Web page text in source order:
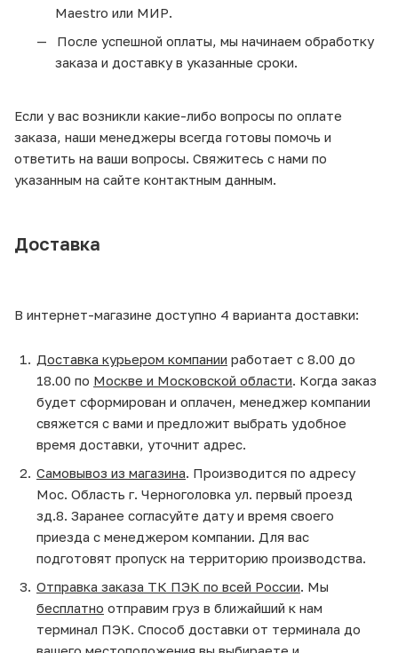
Maestro или МИР.
После успешной оплаты, мы начинаем обработку
заказа и доставку в указанные сроки.
Если у вас возникли какие-либо вопросы по оплате
заказа, наши менеджеры всегда готовы помочь и
ответить на ваши вопросы. Свяжитесь с нами по
указанным на сайте контактным данным.
Доставка
В интернет-магазине доступно 4 варианта доставки:
Доставка курьером компании работает с 8.00 до
18.00 по Москве и Московской области. Когда заказ
будет сформирован и оплачен, менеджер компании
свяжется с вами и предложит выбрать удобное
время доставки, уточнит адрес.
Самовывоз из магазина. Производится по адресу
Мос. Область г. Черноголовка ул. первый проезд
зд.8. Заранее согласуйте дату и время своего
приезда с менеджером компании. Для вас
подготовят пропуск на территорию производства.
Отправка заказа ТК ПЭК по всей России. Мы
бесплатно отправим груз в ближайший к нам
терминал ПЭК. Способ доставки от терминала до